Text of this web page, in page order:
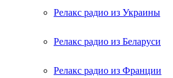
Релакс радио из Украины
Релакс радио из Беларуси
Релакс радио из Франции